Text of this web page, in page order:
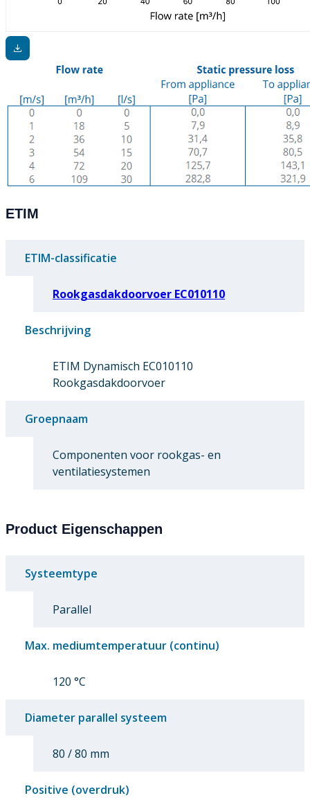
ETIM
ETIM-classificatie
Rookgasdakdoorvoer EC010110
Beschrijving
ETIM Dynamisch EC010110
Rookgasdakdoorvoer
Groepnaam
Componenten voor rookgas- en
ventilatiesystemen
Product Eigenschappen
Systeemtype
Parallel
Max. mediumtemperatuur (continu)
120 °C
Diameter parallel systeem
80 / 80 mm
Positive (overdruk)